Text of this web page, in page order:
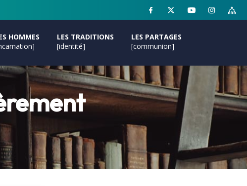
HOMMES
LES TRADITIONS
[identité]
LES PARTAGES
[communion]